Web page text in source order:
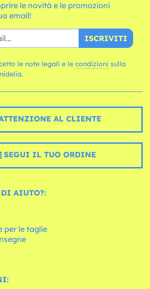
le novità e le promozioni
email!
ISCRIVITI
le note legali e le condizioni
AL CLIENTE
SEGUI IL TUO ORDINE
AIUTO?:
per le taglie